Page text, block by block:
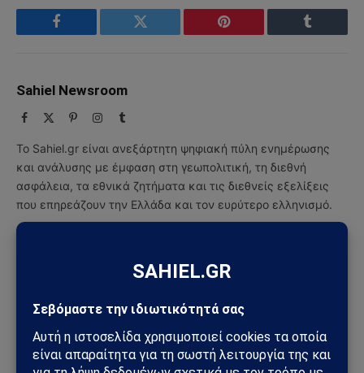
Facebook Twitter Pinterest Tumblr
Sahiel Newsroom
Facebook PinterestInstagram
Tumblr
Το Sahiel.gr είναι ανεξάρτητη ψηφιακή πύλη ενημέρωσης
και ανάλυσης με έμφαση στη γεωπολιτική, τη διεθνή
ασφάλεια, τα εθνικά ζητήματα και τις διεθνείς εξελίξεις
που επηρεάζουν την Ελλάδα και τον ευρύτερο ελληνισμό.